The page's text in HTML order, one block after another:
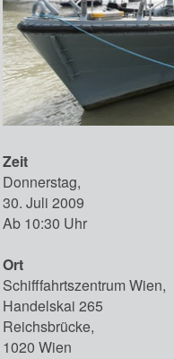
Zeit
Donnerstag,
30. Juli 2009
Ab 10:30 Uhr
Ort
Schifffahrtszentrum Wien,
Handelskai 265
Reichsbrücke,
1020 Wien